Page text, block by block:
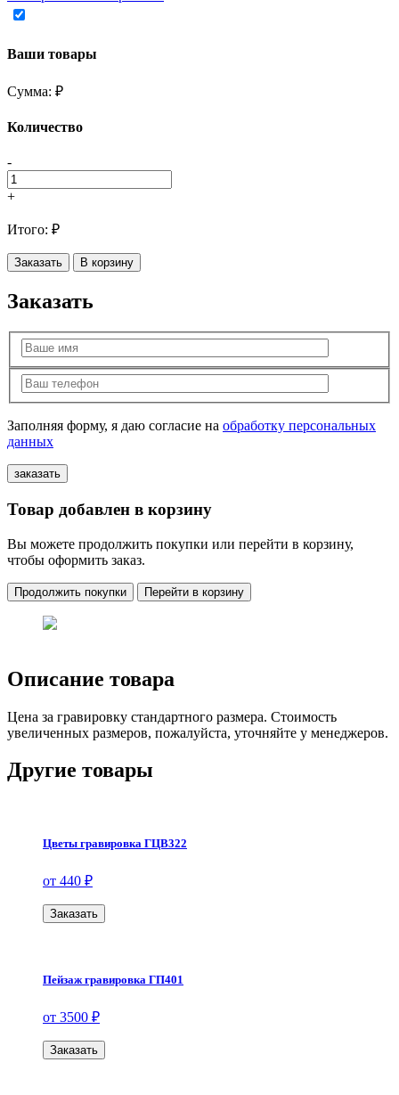
Ваши товары
Сумма: ₽
Количество
-
+
Итого: ₽
Заказать В корзину
Заказать
Заполняя форму, я даю согласие на обработку персональных
данных
Товар добавлен в корзину
Вы можете продолжить покупки или перейти в корзину,
чтобы оформить заказ.
Продолжить покупки Перейти в корзину
Описание товара
Цена за гравировку стандартного размера. Стоимость
увеличенных размеров, пожалуйста, уточняйте у менеджеров.
Другие товары
Цветы гравировка ГЦВ322
от 440 ₽
Заказать
Пейзаж гравировка ГП401
от 3500 ₽
Заказать